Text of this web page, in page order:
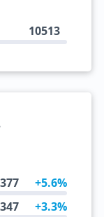
10513
+5.6%
+3.3%